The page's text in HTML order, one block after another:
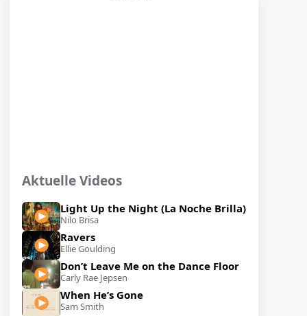
Aktuelle Videos
Light Up the Night (La Noche Brilla)
Nilo Brisa
Ravers
Ellie Goulding
Don’t Leave Me on the Dance Floor
Carly Rae Jepsen
When He’s Gone
Sam Smith